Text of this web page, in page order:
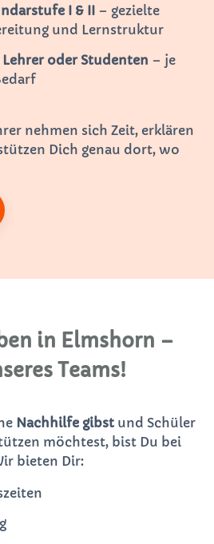
I & II – gezielte
und Lernstruktur
oder Studenten – je
nehmen sich Zeit, erklären
Dich genau dort, wo
in Elmshorn –
Teams!
Nachhilfe gibst und Schüler
möchtest, bist Du bei
bieten Dir: